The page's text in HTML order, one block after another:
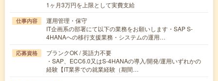
1ヶ月3万円を上限として実費支給
仕事内容
運用管理・保守
IT企画系の部署にて以下の業務をお願いします・SAP S-
4HANAへの移行支援業務・システムの運用…
応募資格
ブランクOK / 英語力不要
・SAP、ECC6.0又はS-4HANAの導入/開発/運用いずれかの
経験【IT業界での就業経験（期間…